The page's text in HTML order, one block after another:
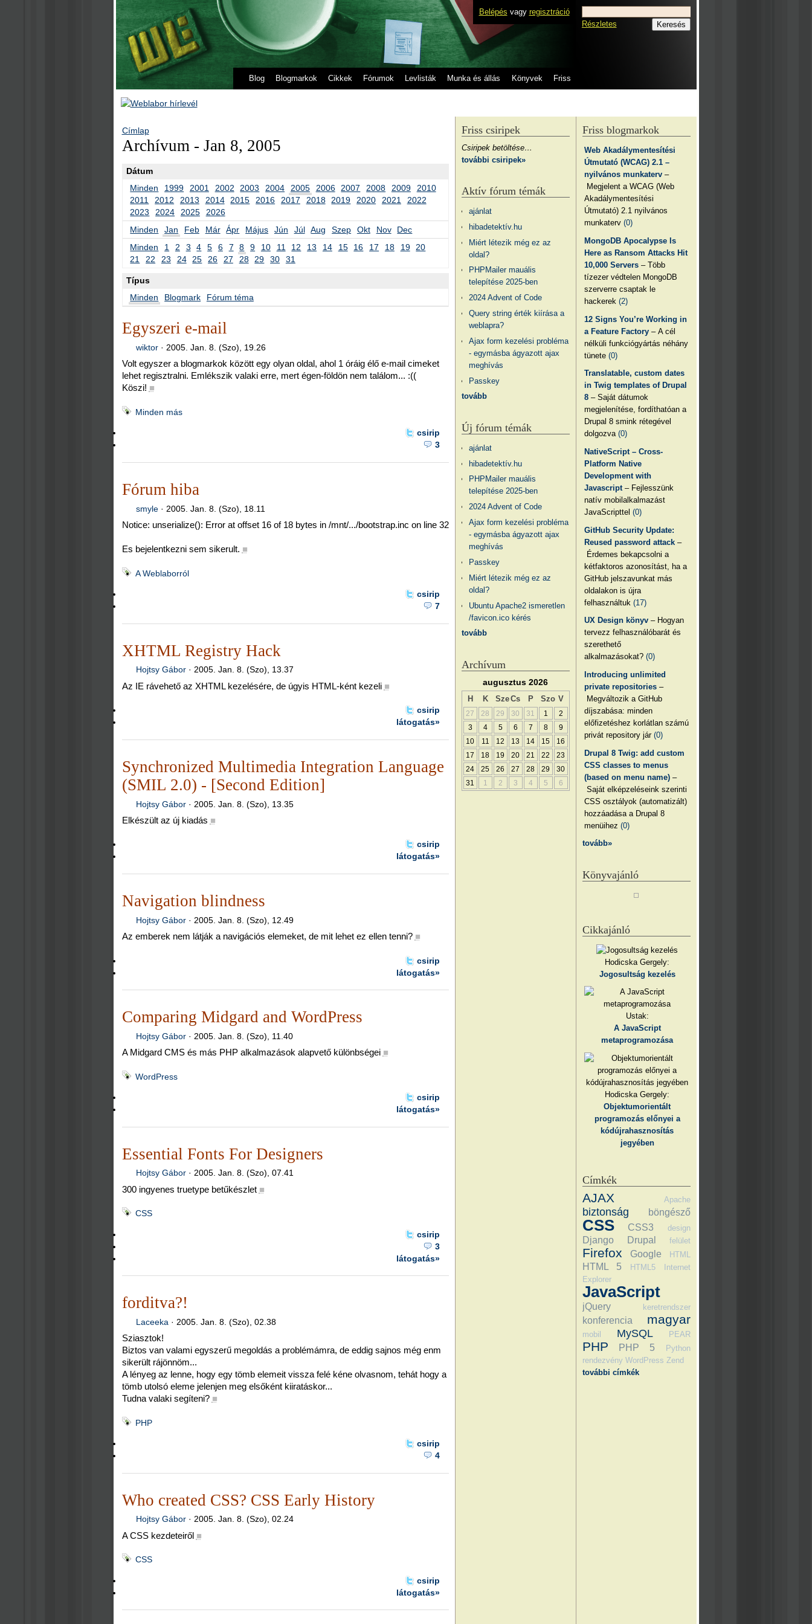
Belépés vagy regisztráció
Blog Blogmarkok Cikkek Fórumok Levlisták Munka és állás Könyvek Friss
Részletes
Címlap
Archívum - Jan 8, 2005
Dátum
Minden
1999 2001 2002 2003 2004 2005 2006 2007 2008 2009
2010
2011
2012 2013 2014 2015 2016 2017 2018 2019 2020 2021
2022
2023
2024 2025
2026
Minden
Jan Feb Már Ápr Május Jún Júl Aug Szep Okt Nov
Dec
Minden
1 2 3 4 5 6 7 8 9 10 11 12 13 14 15 16 17 18 19
20
21
22 23 24 25 26 27 28 29 30 31
Típus
Minden
Blogmark Fórum téma
Egyszeri e-mail
wiktor ·2005. Jan. 8. (Szo), 19.26
Volt egyszer a blogmarkok között egy olyan oldal, ahol 1 óráig élő e-mail cimeket
lehet regisztralni. Emlékszik valaki erre, mert égen-földön nem találom... :((
Köszi! ■
Minden más
csirip
3
Fórum hiba
smyle · 2005. Jan. 8. (Szo), 18.11
Notice: unserialize(): Error at offset 16 of 18 bytes in /mnt/.../bootstrap.inc on line 32
Es bejelentkezni sem sikerult. ■
A Weblaborról
csirip
7
XHTML Registry Hack
Hojtsy Gábor ·2005. Jan. 8. (Szo), 13.37
Az IE rávehető az XHTML kezelésére, de úgyis HTML-ként kezeli ■
csirip
látogatás»
Synchronized Multimedia Integration Language
(SMIL 2.0) - [Second Edition]
Hojtsy Gábor · 2005. Jan. 8. (Szo), 13.35
Elkészült az új kiadás ■
csirip
látogatás»
Navigation blindness
Hojtsy Gábor · 2005. Jan. 8. (Szo), 12.49
Az emberek nem látják a navigációs elemeket, de mit lehet ez ellen tenni? ■
csirip
látogatás»
Comparing Midgard and WordPress
Hojtsy Gábor · 2005. Jan. 8. (Szo), 11.40
A Midgard CMS és más PHP alkalmazások alapvető különbségei ■
WordPress
csirip
látogatás»
Essential Fonts For Designers
Hojtsy Gábor ·2005. Jan. 8. (Szo), 07.41
300 ingyenes truetype betűkészlet ■
CSS
csirip
3
látogatás»
forditva?!
Laceeka · 2005. Jan. 8. (Szo), 02.38
Sziasztok!
Biztos van valami egyszerű megoldás a problémámra, de eddig sajnos még enm
sikerült rájönnöm...
A lényeg az lenne, hogy egy tömb elemeit vissza felé kéne olvasnom, tehát hogy a
tömb utolsó eleme jelenjen meg elsőként kiiratáskor...
Tudna valaki segíteni? ■
PHP
csirip
4
Who created CSS? CSS Early History
Hojtsy Gábor ·2005. Jan. 8. (Szo), 02.24
A CSS kezdeteiről ■
CSS
csirip
látogatás»
Friss blogmarkok
Web Akadálymentesítési
Útmutató (WCAG) 2.1 –
nyilvános munkaterv –
Megjelent a WCAG (Web
Akadálymentesítési
Útmutató) 2.1 nyilvános
munkaterv(0)
MongoDB Apocalypse Is
Here as Ransom Attacks Hit
10,000 Servers – Több
tízezer védtelen MongoDB
szerverre csaptak le
hackerek(2)
12 Signs You’re Working in
a Feature Factory – A cél
nélküli funkciógyártás néhány
tünete(0)
Translatable, custom dates
in Twig templates of Drupal
8 – Saját dátumok
megjelenítése, fordíthatóan a
Drupal 8 smink rétegével
dolgozva(0)
NativeScript – Cross-
Platform Native
Development with
Javascript – Fejlesszünk
natív mobilalkalmazást
JavaScripttel(0)
GitHub Security Update:
Reused password attack –
Érdemes bekapcsolni a
kétfaktoros azonosítást, ha a
GitHub jelszavunkat más
oldalakon is újra
felhasználtuk(17)
UX Design könyv – Hogyan
tervezz felhasználóbarát és
szerethető
alkalmazásokat?(0)
Introducing unlimited
private repositories –
Megváltozik a GitHub
díjszabása: minden
előfizetéshez korlátlan számú
privát repository jár(0)
Drupal 8 Twig: add custom
CSS classes to menus
(based on menu name) –
Saját elképzeléseink szerinti
CSS osztályok (automatizált)
hozzáadása a Drupal 8
menüihez(0)
tovább»
Könyvajánló
Cikkajánló
Hodicska Gergely:
Jogosultság kezelés
Ustak:
A JavaScript
metaprogramozása
Hodicska Gergely:
Objektumorientált
programozás előnyei a
kódújrahasznosítás
jegyében
Címkék
AJAX Apache
biztonság böngésző
CSS CSS3 design
Django Drupal felület
Firefox Google HTML
HTML 5 HTML5
Internet
Explorer
JavaScript
jQuery keretrendszer
konferencia magyar
mobil MySQL PEAR
PHP PHP 5
Python
rendezvény WordPress Zend
további címkék
Friss csiripek
Csiripek betöltése…
további csiripek»
Aktív fórum témák
ajánlat
hibadetektív.hu
Miért létezik még ez az
oldal?
PHPMailer mauális
telepítése 2025-ben
2024 Advent of Code
Query string érték kiírása a
weblapra?
Ajax form kezelési probléma
- egymásba ágyazott ajax
meghívás
Passkey
tovább
Új fórum témák
ajánlat
hibadetektív.hu
PHPMailer mauális
telepítése 2025-ben
2024 Advent of Code
Ajax form kezelési probléma
- egymásba ágyazott ajax
meghívás
Passkey
Miért létezik még ez az
oldal?
Ubuntu Apache2 ismeretlen
/favicon.ico kérés
tovább
Archívum
augusztus 2026
H K SzeCs P Szo V
27 28 29 30 31 1
2
3
4 5 6 7 8
9
10
11 12 13 14 15
16
17
18 19 20 21 22
23
24
25 26 27 28 29
30
31
1 2 3 4 5 6